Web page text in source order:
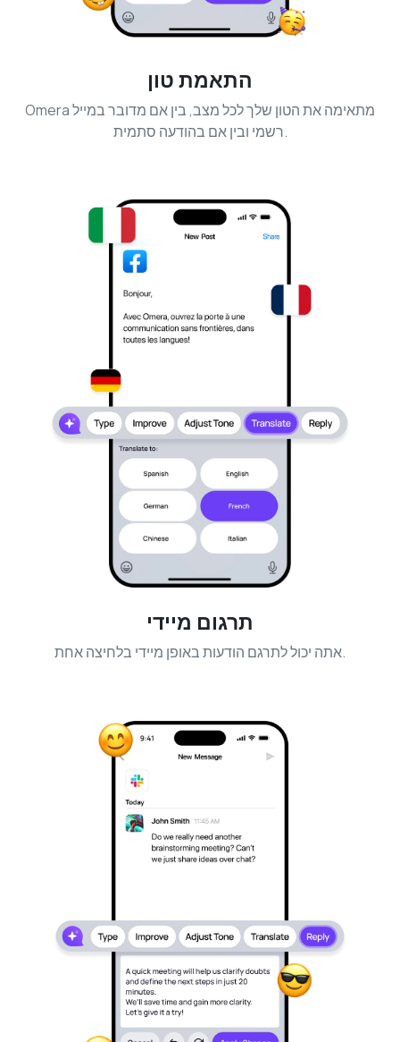
התאמת טון
Omera מתאימה את הטון שלך לכל מצב, בין אם מדובר במייל
רשמי ובין אם בהודעה סתמית.
תרגום מיידי
אתה יכול לתרגם הודעות באופן מיידי בלחיצה אחת.